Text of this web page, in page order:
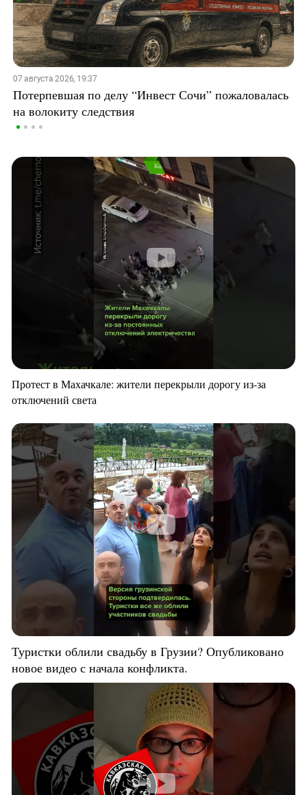
07 августа 2026, 19:37
Потерпевшая по делу “Инвест Сочи” пожаловалась
на волокиту следствия
Протест в Махачкале: жители перекрыли дорогу из-за
отключений света
Туристки облили свадьбу в Грузии? Опубликовано
новое видео с начала конфликта.